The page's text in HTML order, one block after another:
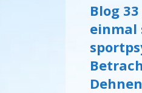
Blog
einmal
Dehnen